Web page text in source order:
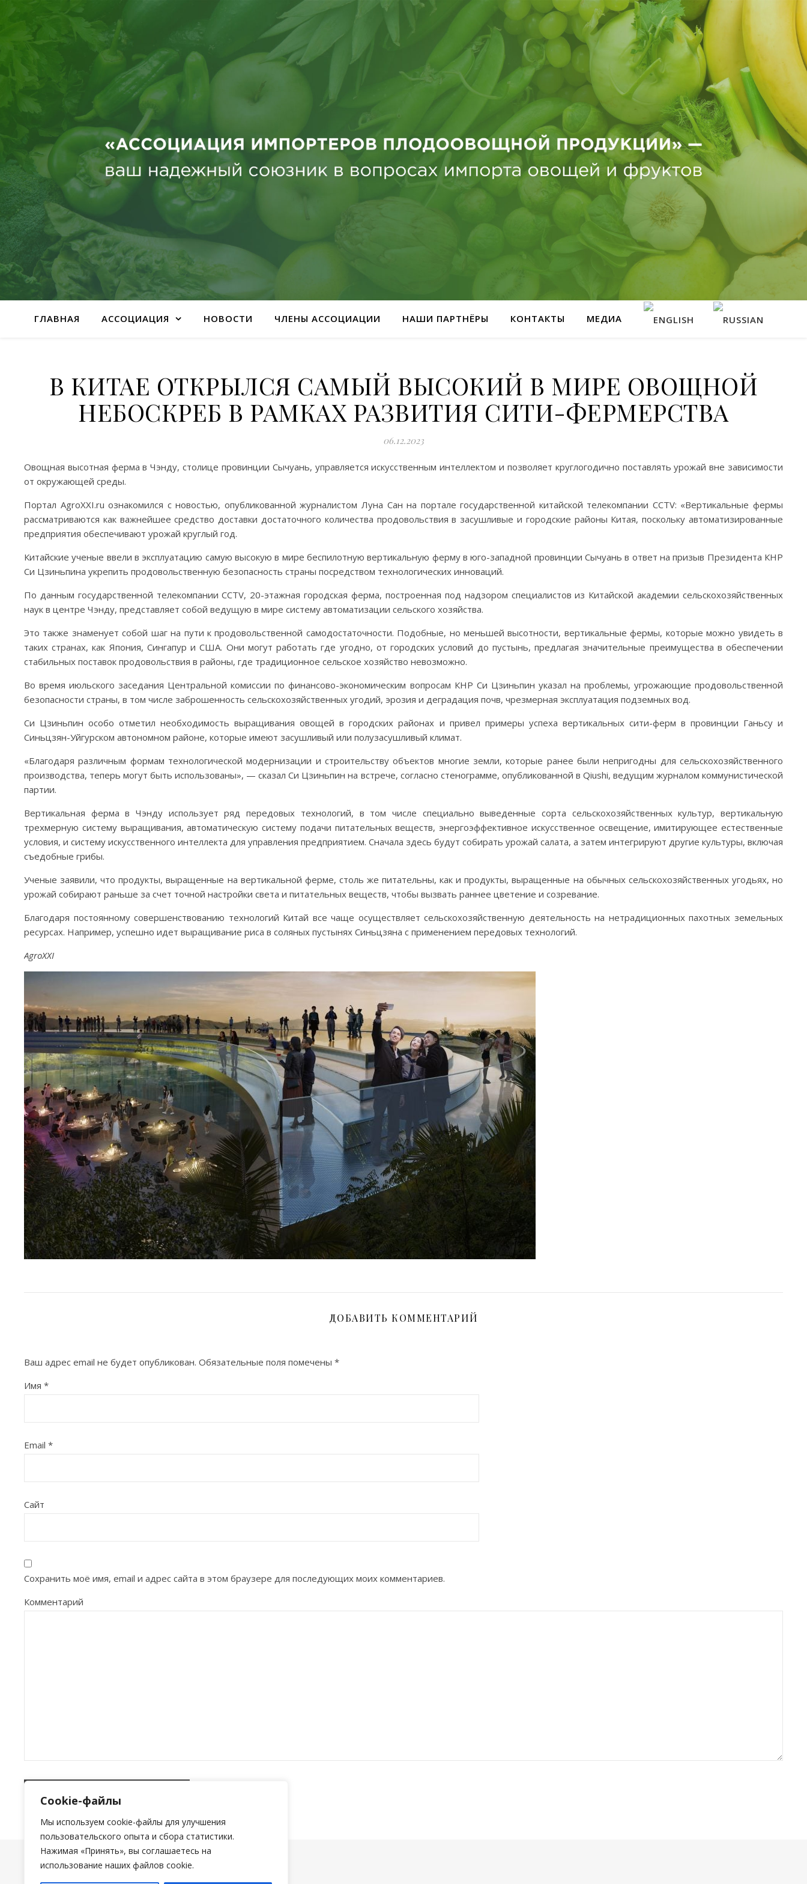
Cookie-файлы
Мы используем cookie-файлы для улучшения
пользовательского опыта и сбора статистики.
Нажимая «Принять», вы соглашаетесь на
использование наших файлов cookie.
ГЛАВНАЯ АССОЦИАЦИЯ НОВОСТИ ЧЛЕНЫ АССОЦИАЦИИ НАШИ ПАРТНЁРЫ КОНТАКТЫ МЕДИА
В КИТАЕ ОТКРЫЛСЯ САМЫЙ ВЫСОКИЙ В МИРЕ ОВОЩНОЙ
НЕБОСКРЕБ В РАМКАХ РАЗВИТИЯ СИТИ-ФЕРМЕРСТВА
06.12.2023
Овощная высотная ферма в Чэнду, столице провинции Сычуань, управляется искусственным интеллектом и позволяет круглогодично поставлять урожай вне зависимости
от окружающей среды.
Портал AgroXXI.ru ознакомился с новостью, опубликованной журналистом Луна Сан на портале государственной китайской телекомпании CCTV: «Вертикальные фермы
рассматриваются как важнейшее средство доставки достаточного количества продовольствия в засушливые и городские районы Китая, поскольку автоматизированные
предприятия обеспечивают урожай круглый год.
Китайские ученые ввели в эксплуатацию самую высокую в мире беспилотную вертикальную ферму в юго-западной провинции Сычуань в ответ на призыв Президента КНР
Си Цзиньпина укрепить продовольственную безопасность страны посредством технологических инноваций.
По данным государственной телекомпании CCTV, 20-этажная городская ферма, построенная под надзором специалистов из Китайской академии сельскохозяйственных
наук в центре Чэнду, представляет собой ведущую в мире систему автоматизации сельского хозяйства.
Это также знаменует собой шаг на пути к продовольственной самодостаточности. Подобные, но меньшей высотности, вертикальные фермы, которые можно увидеть в
таких странах, как Япония, Сингапур и США. Они могут работать где угодно, от городских условий до пустынь, предлагая значительные преимущества в обеспечении
стабильных поставок продовольствия в районы, где традиционное сельское хозяйство невозможно.
Во время июльского заседания Центральной комиссии по финансово-экономическим вопросам КНР Си Цзиньпин указал на проблемы, угрожающие продовольственной
безопасности страны, в том числе заброшенность сельскохозяйственных угодий, эрозия и деградация почв, чрезмерная эксплуатация подземных вод.
Си Цзиньпин особо отметил необходимость выращивания овощей в городских районах и привел примеры успеха вертикальных сити-ферм в провинции Ганьсу и
Синьцзян-Уйгурском автономном районе, которые имеют засушливый или полузасушливый климат.
«Благодаря различным формам технологической модернизации и строительству объектов многие земли, которые ранее были непригодны для сельскохозяйственного
производства, теперь могут быть использованы», — сказал Си Цзиньпин на встрече, согласно стенограмме, опубликованной в Qiushi, ведущим журналом коммунистической
партии.
Вертикальная ферма в Чэнду использует ряд передовых технологий, в том числе специально выведенные сорта сельскохозяйственных культур, вертикальную
трехмерную систему выращивания, автоматическую систему подачи питательных веществ, энергоэффективное искусственное освещение, имитирующее естественные
условия, и систему искусственного интеллекта для управления предприятием. Сначала здесь будут собирать урожай салата, а затем интегрируют другие культуры, включая
съедобные грибы.
Ученые заявили, что продукты, выращенные на вертикальной ферме, столь же питательны, как и продукты, выращенные на обычных сельскохозяйственных угодьях, но
урожай собирают раньше за счет точной настройки света и питательных веществ, чтобы вызвать раннее цветение и созревание.
Благодаря постоянному совершенствованию технологий Китай все чаще осуществляет сельскохозяйственную деятельность на нетрадиционных пахотных земельных
ресурсах. Например, успешно идет выращивание риса в соляных пустынях Синьцзяна с применением передовых технологий.
AgroXXI
ДОБАВИТЬ КОММЕНТАРИЙ
Ваш адрес email не будет опубликован. Обязательные поля помечены *
Имя *
Email *
Сайт
Сохранить моё имя, email и адрес сайта в этом браузере для последующих моих комментариев.
Комментарий
тема Ashe отWP Royal.